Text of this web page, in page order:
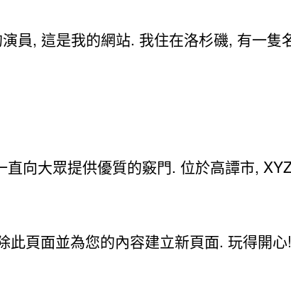
員, 這是我的網站. 我住在洛杉磯, 有一隻
向大眾提供優質的竅門. 位於高譚市,
此頁面並為您​​的內容建立新頁面. 玩得開心!